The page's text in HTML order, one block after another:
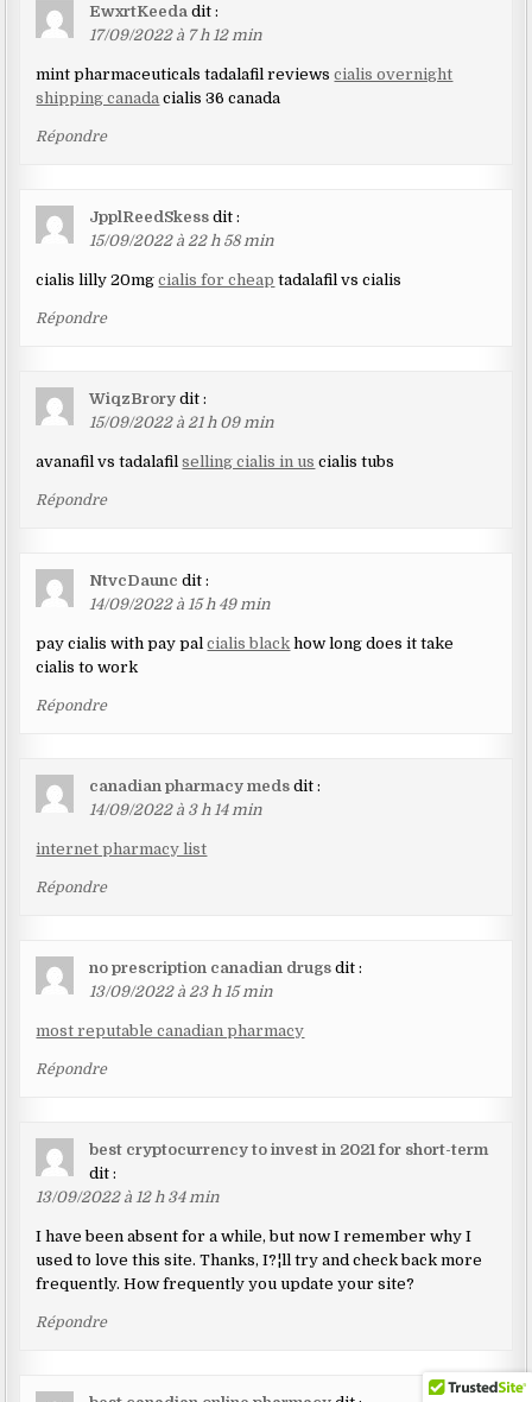
EwxrtKeeda dit :
17/09/2022 à 7 h 12 min
mint pharmaceuticals tadalafil reviewscialis overnight
shipping canada cialis 36 canada
Répondre
JpplReedSkess dit :
15/09/2022 à 22 h 58 min
cialis lilly 20mgcialis for cheap tadalafil vs cialis
Répondre
WiqzBrory dit :
15/09/2022 à 21 h 09 min
avanafil vs tadalafilselling cialis in us cialis tubs
Répondre
NtvcDaunc dit :
14/09/2022 à 15 h 49 min
pay cialis with pay palcialis black how long does it take
cialis to work
Répondre
canadian pharmacy meds dit :
14/09/2022 à 3 h 14 min
internet pharmacy list
Répondre
no prescription canadian drugs dit :
13/09/2022 à 23 h 15 min
most reputable canadian pharmacy
Répondre
best cryptocurrency to invest in 2021 for short-term
dit :
13/09/2022 à 12 h 34 min
I have been absent for a while, but now I remember why I
used to love this site. Thanks, I?¦ll try and check back more
frequently. How frequently you update your site?
Répondre